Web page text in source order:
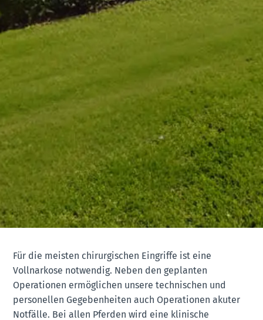
Für die meisten chirurgischen Eingriffe ist eine
Vollnarkose notwendig. Neben den geplanten
Operationen ermöglichen unsere technischen und
personellen Gegebenheiten auch Operationen akuter
Notfälle. Bei allen Pferden wird eine klinische